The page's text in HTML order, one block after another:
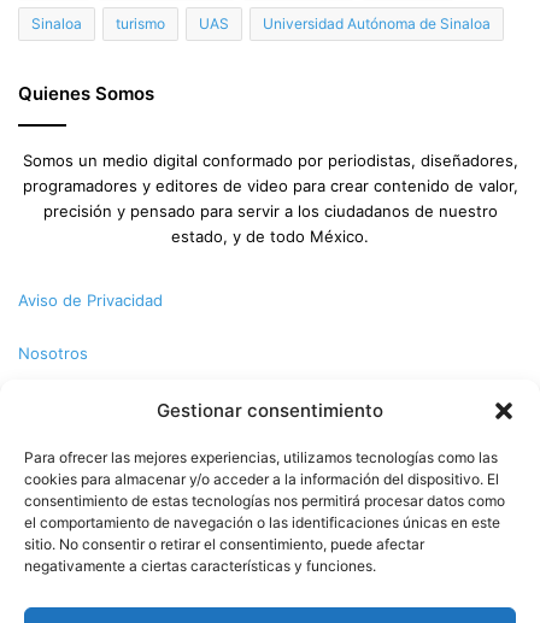
Gestionar consentimiento
Para ofrecer las mejores experiencias, utilizamos tecnologías como las
cookies para almacenar y/o acceder a la información del dispositivo. El
consentimiento de estas tecnologías nos permitirá procesar datos como
el comportamiento de navegación o las identificaciones únicas en este
sitio. No consentir o retirar el consentimiento, puede afectar
negativamente a ciertas características y funciones.
Sinaloa turismo UAS Universidad Autónoma de Sinaloa
Quienes Somos
Somos un medio digital conformado por periodistas, diseñadores,
programadores y editores de video para crear contenido de valor,
precisión y pensado para servir a los ciudadanos de nuestro
estado, y de todo México.
Aviso de Privacidad
Nosotros
Términos y Condiciones
Política de Cookies
Contacto
© Copyright 2026,PMX. Todos los derechos reservados.